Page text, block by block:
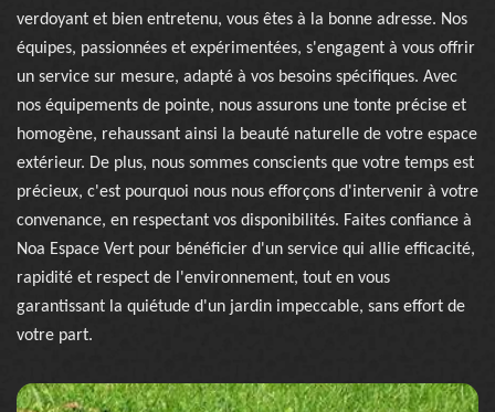
verdoyant et bien entretenu, vous êtes à la bonne adresse. Nos
équipes, passionnées et expérimentées, s'engagent à vous offrir
un service sur mesure, adapté à vos besoins spécifiques. Avec
nos équipements de pointe, nous assurons une tonte précise et
homogène, rehaussant ainsi la beauté naturelle de votre espace
extérieur. De plus, nous sommes conscients que votre temps est
précieux, c'est pourquoi nous nous efforçons d'intervenir à votre
convenance, en respectant vos disponibilités. Faites confiance à
Noa Espace Vert pour bénéficier d'un service qui allie efficacité,
rapidité et respect de l'environnement, tout en vous
garantissant la quiétude d'un jardin impeccable, sans effort de
votre part.